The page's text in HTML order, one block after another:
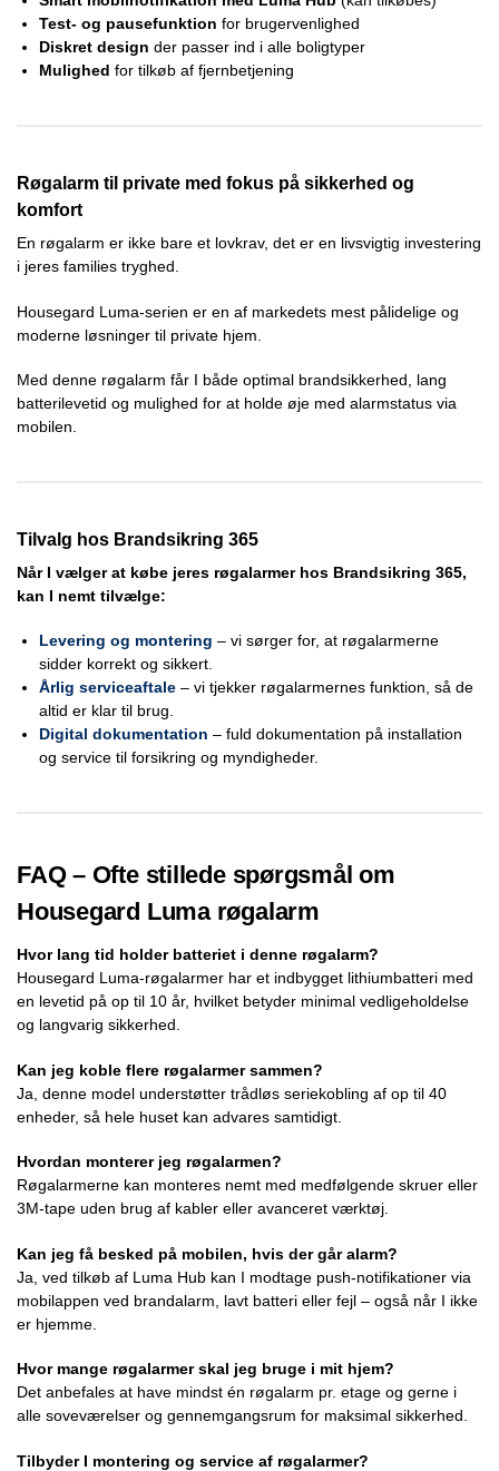
Test- og pausefunktion for brugervenlighed
Diskret design der passer ind i alle boligtyper
Mulighed for tilkøb af fjernbetjening
Røgalarm til private med fokus på sikkerhed og
komfort
En røgalarm er ikke bare et lovkrav, det er en livsvigtig investering
i jeres families tryghed.
Housegard Luma-serien er en af markedets mest pålidelige og
moderne løsninger til private hjem.
Med denne røgalarm får I både optimal brandsikkerhed, lang
batterilevetid og mulighed for at holde øje med alarmstatus via
mobilen.
Tilvalg hos Brandsikring 365
Når I vælger at købe jeres røgalarmer hos Brandsikring 365,
kan I nemt tilvælge:
Levering og montering – vi sørger for, at røgalarmerne
sidder korrekt og sikkert.
Årlig serviceaftale – vi tjekker røgalarmernes funktion, så de
altid er klar til brug.
Digital dokumentation – fuld dokumentation på installation
og service til forsikring og myndigheder.
FAQ – Ofte stillede spørgsmål om
Housegard Luma røgalarm
Hvor lang tid holder batteriet i denne røgalarm?
Housegard Luma-røgalarmer har et indbygget lithiumbatteri med
en levetid på op til 10 år, hvilket betyder minimal vedligeholdelse
og langvarig sikkerhed.
Kan jeg koble flere røgalarmer sammen?
Ja, denne model understøtter trådløs seriekobling af op til 40
enheder, så hele huset kan advares samtidigt.
Hvordan monterer jeg røgalarmen?
Røgalarmerne kan monteres nemt med medfølgende skruer eller
3M-tape uden brug af kabler eller avanceret værktøj.
Kan jeg få besked på mobilen, hvis der går alarm?
Ja, ved tilkøb af Luma Hub kan I modtage push-notifikationer via
mobilappen ved brandalarm, lavt batteri eller fejl – også når I ikke
er hjemme.
Hvor mange røgalarmer skal jeg bruge i mit hjem?
Det anbefales at have mindst én røgalarm pr. etage og gerne i
alle soveværelser og gennemgangsrum for maksimal sikkerhed.
Tilbyder I montering og service af røgalarmer?